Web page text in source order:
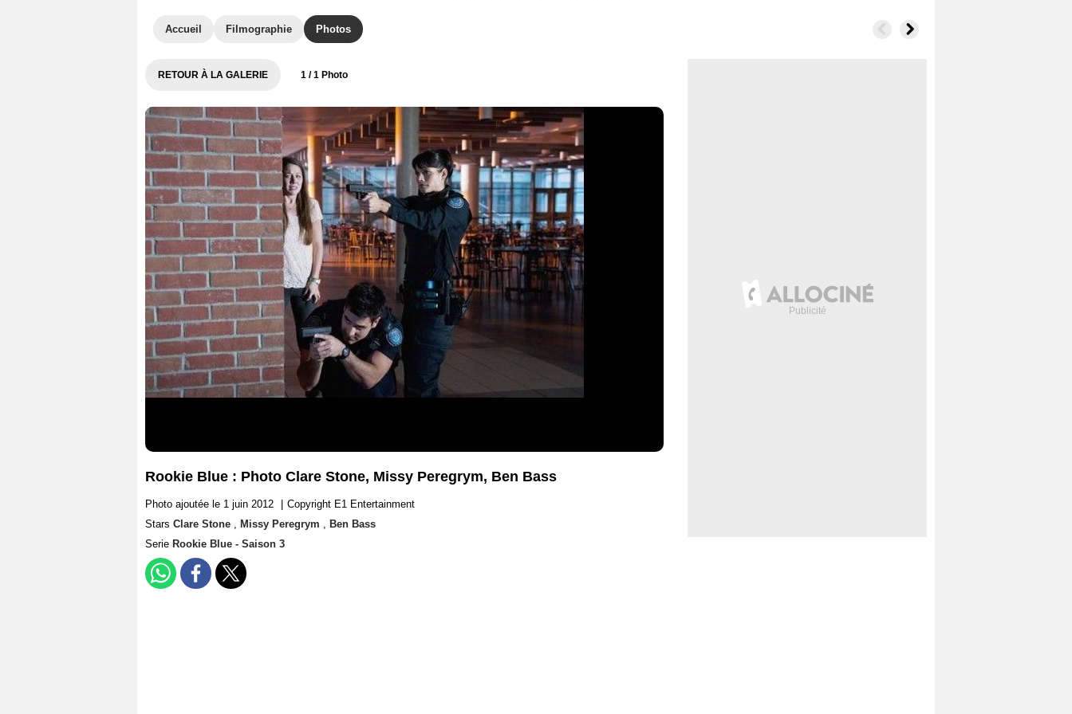
Accueil Filmographie Photos
RETOUR À LA GALERIE 1 / 1 Photo
Rookie Blue : Photo Clare Stone, Missy Peregrym, Ben Bass
Photo ajoutée le 1 juin 2012
Copyright E1 Entertainment
Stars Clare Stone , Missy Peregrym , Ben Bass
Serie Rookie Blue - Saison 3